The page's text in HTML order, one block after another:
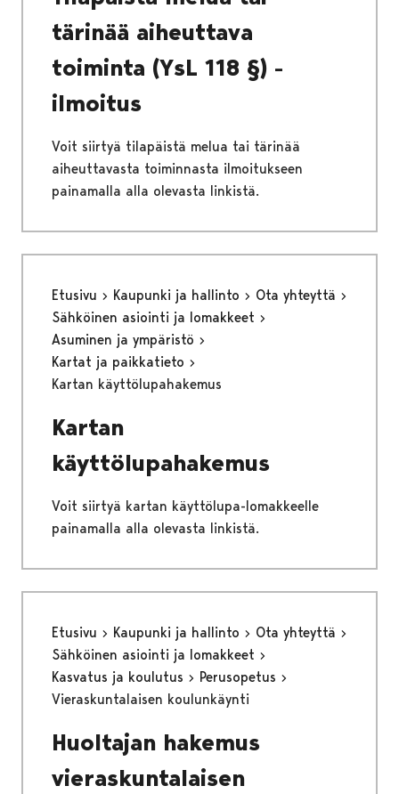
tärinää aiheuttava
toiminta (YsL 118 §) -
ilmoitus
Voit siirtyä tilapäistä melua tai tärinää
aiheuttavasta toiminnasta ilmoitukseen
painamalla alla olevasta linkistä.
Etusivu Kaupunki ja hallinto
Ota yhteyttä
Sähköinen asiointi ja lomakkeet
Asuminen ja ympäristö
Kartat ja paikkatieto
Kartan käyttölupahakemus
Kartan
käyttölupahakemus
Voit siirtyä kartan käyttölupa-lomakkeelle
painamalla alla olevasta linkistä.
Etusivu Kaupunki ja hallinto
Ota yhteyttä
Sähköinen asiointi ja lomakkeet
Kasvatus ja koulutus
Perusopetus
Vieraskuntalaisen koulunkäynti
Huoltajan hakemus
vieraskuntalaisen